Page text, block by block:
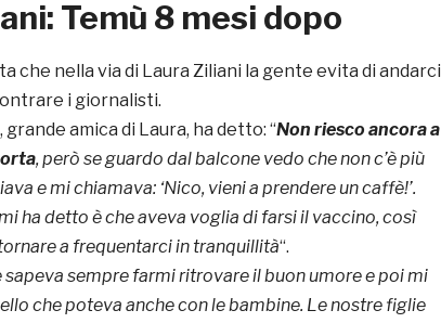
Temù 8 mesi dopo
che nella via di Laura Ziliani la gente evita di andarci
i giornalisti.
, grande amica di Laura, ha detto: “Non riesco ancora a
, però se guardo dal balcone vedo che non c’è più
e mi chiamava: ‘Nico, vieni a prendere un caffè!’.
ha detto è che aveva voglia di farsi il vaccino, così
a frequentarci in tranquillità“.
sapeva sempre farmi ritrovare il buon umore e poi mi
che poteva anche con le bambine. Le nostre figlie